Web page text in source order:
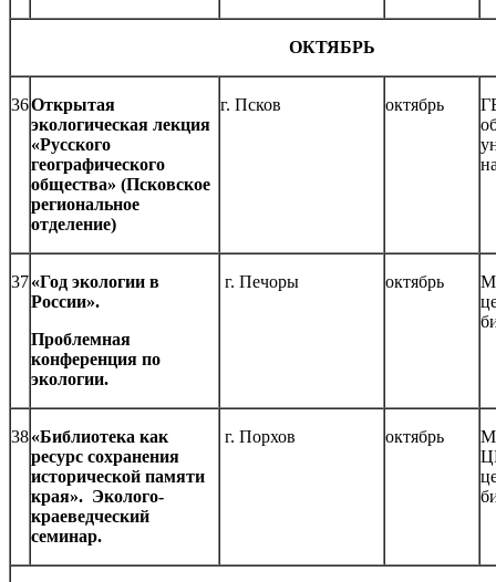
ОКТЯБРЬ
36Открытая
экологическая лекция
«Русского
географического
общества» (Псковское
региональное
отделение)
г. Псков октябрь
37«Год экологии в
России».
Проблемная
конференция по
экологии.
г. Печоры октябрь
38«Библиотека как
ресурс сохранения
исторической памяти
края». Эколого-
краеведческий
семинар.
г. Порхов октябрь